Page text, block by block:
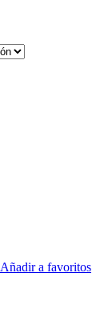
Añadir a favoritos